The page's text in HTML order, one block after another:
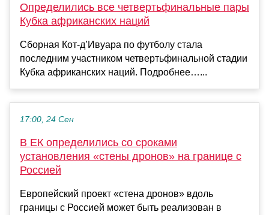
Определились все четвертьфинальные пары
Кубка африканских наций
Сборная Кот‑д’Ивуара по футболу стала
последним участником четвертьфинальной стадии
Кубка африканских наций. Подробнее…...
17:00, 24 Сен
В ЕК определились со сроками
установления «стены дронов» на границе с
Россией
Европейский проект «стена дронов» вдоль
границы с Россией может быть реализован в